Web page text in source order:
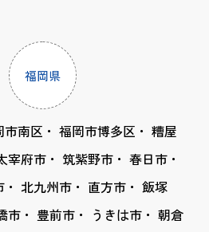
福岡県
市南区 福岡市博多区
糟屋
宰府市 筑紫野市
春日市
北九州市 直方市
飯塚
市 豊前市 うきは市
朝倉